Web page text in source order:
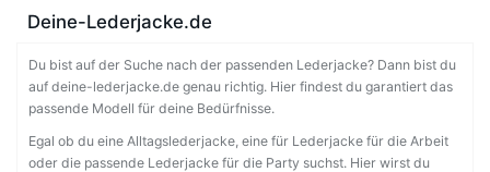
Deine-Lederjacke.de
Du bist auf der Suche nach der passenden Lederjacke? Dann bist du
auf deine-lederjacke.de genau richtig. Hier findest du garantiert das
passende Modell für deine Bedürfnisse.
Egal ob du eine Alltagslederjacke, eine für Lederjacke für die Arbeit
oder die passende Lederjacke für die Party suchst. Hier wirst du